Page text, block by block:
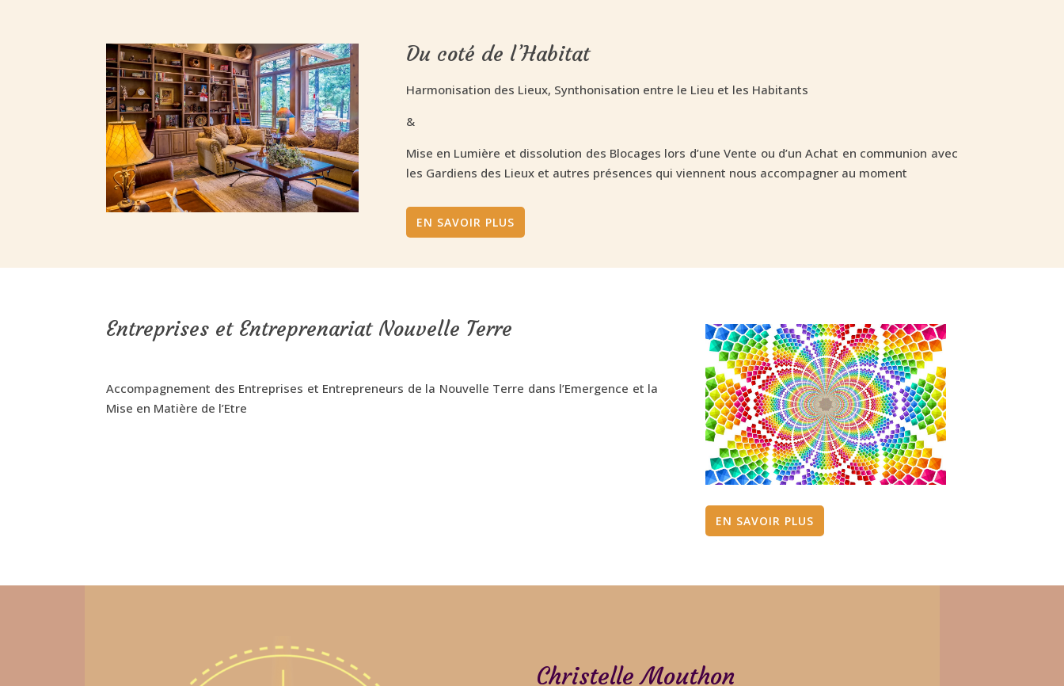
Du coté de l’Habitat
Harmonisation des Lieux, Synthonisation entre le Lieu et les Habitants
&
Mise en Lumière et dissolution des Blocages lors d’une Vente ou d’un Achat en communion avec
les Gardiens des Lieux et autres présences qui viennent nous accompagner au moment
EN SAVOIR PLUS
Entreprises et Entreprenariat Nouvelle Terre
Accompagnement des Entreprises et Entrepreneurs de la Nouvelle Terre dans l’Emergence et la
Mise en Matière de l’Etre
EN SAVOIR PLUS
Christelle Mouthon